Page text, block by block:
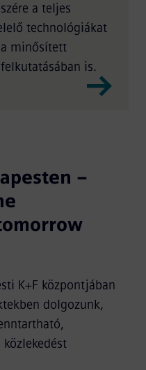
a teljes
technológiákat
minősített
is.
–
K+F központjában
dolgozunk,